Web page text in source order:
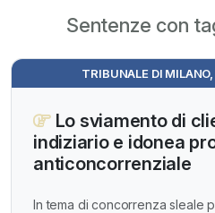
Sentenze con
TRIBUNALE DI
Lo sviamento di
indiziario e idonea
anticoncorrenziale
In tema di concorrenza sleale